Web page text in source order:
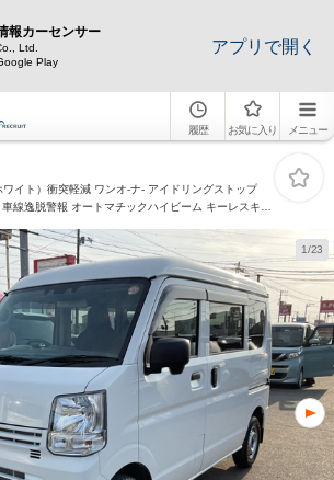
報カーセンサー
Ltd.
Play
アプリで開く
履歴 お気に入り メニュー
イト）衝突軽減 ワンオ-ナ- アイドリングストップ
線逸脱警報 オートマチックハイビーム キーレスキー
1/23